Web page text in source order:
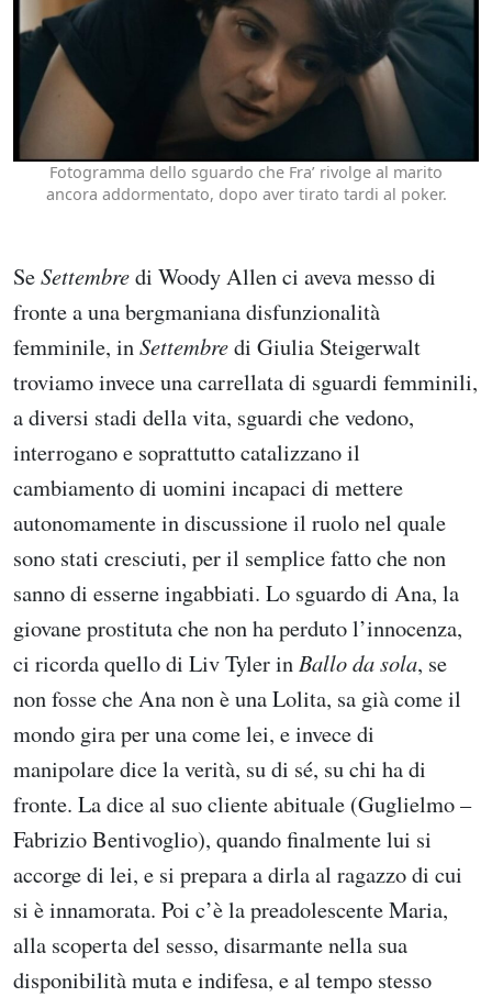
Fotogramma dello sguardo che Fra’ rivolge al marito
ancora addormentato, dopo aver tirato tardi al poker.
SeSettembredi Woody Allen ci aveva messo di
fronte a una bergmaniana disfunzionalità
femminile, inSettembredi Giulia Steigerwalt
troviamo invece una carrellata di sguardi femminili,
a diversi stadi della vita, sguardi che vedono,
interrogano e soprattutto catalizzano il
cambiamento di uomini incapaci di mettere
autonomamente in discussione il ruolo nel quale
sono stati cresciuti, per il semplice fatto che non
sanno di esserne ingabbiati. Lo sguardo di Ana, la
giovane prostituta che non ha perduto l’innocenza,
ci ricorda quello di Liv Tyler inBallo da sola, se
non fosse che Ana non è una Lolita, sa già come il
mondo gira per una come lei, e invece di
manipolare dice la verità, su di sé, su chi ha di
fronte. La dice al suo cliente abituale (Guglielmo –
Fabrizio Bentivoglio), quando finalmente lui si
accorge di lei, e si prepara a dirla al ragazzo di cui
si è innamorata. Poi c’è la preadolescente Maria,
alla scoperta del sesso, disarmante nella sua
disponibilità muta e indifesa, e al tempo stesso